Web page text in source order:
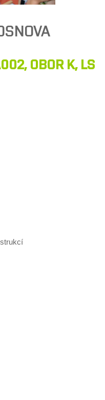
OBOR K, LS